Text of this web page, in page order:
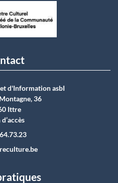
d'Information asbI
36
Ittre